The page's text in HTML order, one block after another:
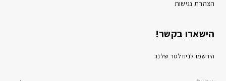
הצהרת נגישות
הישארו בקשר!
הירשמו לניוזלטר שלנו: